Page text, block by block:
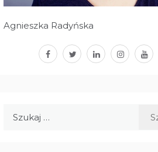
Agnieszka Radyńska
facebook
twitterlinkedininstagram